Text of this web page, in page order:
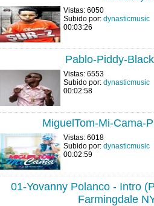
Vistas: 6050
Subido por: dynasticmusic
00:03:26
Pablo-Piddy-
Vistas: 6553
Subido por: dynasticmusic
00:02:58
MiguelTom-Mi-Cama-
Vistas: 6018
Subido por: dynasticmusic
00:02:59
01-Yovanny Polanco - Intro
Farmingdale